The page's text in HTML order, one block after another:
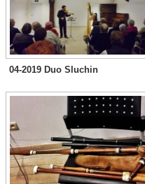
04-2019 Duo Sluchin